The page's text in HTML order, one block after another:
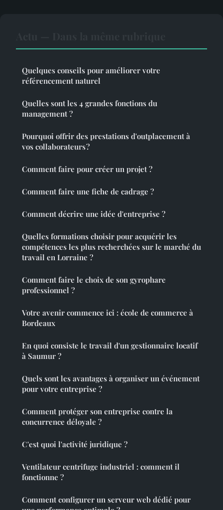
Quelques conseils pour améliorer votre
référencement naturel
Quelles sont les 4 grandes fonctions du
management ?
Pourquoi offrir des prestations d'outplacement à
vos collaborateurs ?
Comment faire pour créer un projet ?
Comment faire une fiche de cadrage ?
Comment décrire une idée d'entreprise ?
Quelles formations choisir pour acquérir les
compétences les plus recherchées sur le marché du
travail en Lorraine ?
Comment faire le choix de son gyrophare
professionnel ?
Votre avenir commence ici : école de commerce à
Bordeaux
En quoi consiste le travail d'un gestionnaire locatif
à Saumur ?
Quels sont les avantages à organiser un événement
pour votre entreprise ?
Comment protéger son entreprise contre la
concurrence déloyale ?
C'est quoi l'activité juridique ?
Ventilateur centrifuge industriel : comment il
fonctionne ?
Comment configurer un serveur web dédié pour